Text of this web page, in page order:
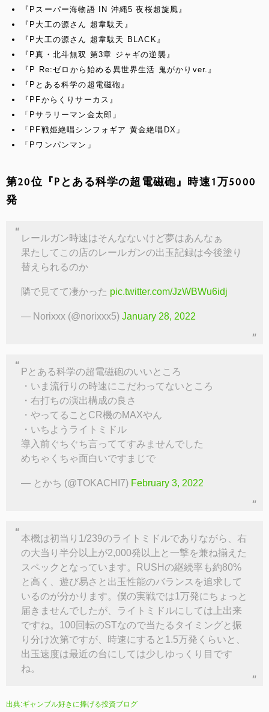
『Pスーパー海物語 IN 沖縄5 夜桜超旋風』
『P大工の源さん 超韋駄天』
『P大工の源さん 超韋駄天 BLACK』
『P真・北斗無双 第3章 ジャギの逆襲』
『P Re:ゼロから始める異世界生活 鬼がかりver.』
『Pとある科学の超電磁砲』
『PFからくりサーカス』
「Pサラリーマン金太郎」
「PF戦姫絶唱シンフォギア 黄金絶唱DX」
「Pワンパンマン」
第20位『Pとある科学の超電磁砲』時速1万5000
発
レールガン時速はそんなないけど夢はあんなぁ
果たしてこの店のレールガンの出玉記録は今後塗り
替えられるのか
隣で見てて凄かった pic.twitter.com/JzWBWu6idj
— Norixxx (@norixxx5) January 28, 2022
Pとある科学の超電磁砲のいいところ
・いま流行りの時速にこだわってないところ
・右打ちの演出構成の良さ
・やってることCR機のMAXやん
・いちようライトミドル
導入前ぐちぐち言っててすみませんでした
めちゃくちゃ面白いですまじで
— とかち (@TOKACHI7) February 3, 2022
本機は初当り1/239のライトミドルでありながら、右
の大当り半分以上が2,000発以上と一撃を兼ね揃えた
スペックとなっています。RUSHの継続率も約80%
と高く、遊び易さと出玉性能のバランスを追求して
いるのが分かります。僕の実戦では1万発にちょっと
届きませんでしたが、ライトミドルにしては上出来
ですね。100回転のSTなので当たるタイミングと振
り分け次第ですが、時速にすると1.5万発くらいと、
出玉速度は最近の台にしては少しゆっくり目です
ね。
出典:ギャンブル好きに捧げる投資ブログ